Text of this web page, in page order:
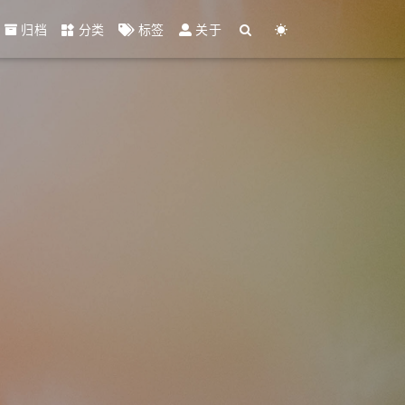
归档 分类 标签 关于